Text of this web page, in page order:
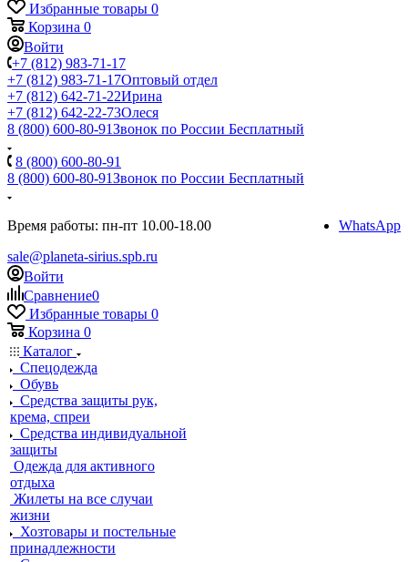
Избранные товары 0
Корзина 0
Войти
+7 (812) 983-71-17
+7 (812) 983-71-17Оптовый отдел
+7 (812) 642-71-22Ирина
+7 (812) 642-22-73Олеся
8 (800) 600-80-91Звонок по России Бесплатный
8 (800) 600-80-91
8 (800) 600-80-91Звонок по России Бесплатный
Время работы: пн-пт 10.00-18.00
sale@planeta-sirius.spb.ru
WhatsApp
Войти
Сравнение0
Избранные товары 0
Корзина 0
Каталог
Спецодежда
Обувь
Средства защиты рук,
крема, спреи
Средства индивидуальной
защиты
Одежда для активного
отдыха
Жилеты на все случаи
жизни
Хозтовары и постельные
принадлежности